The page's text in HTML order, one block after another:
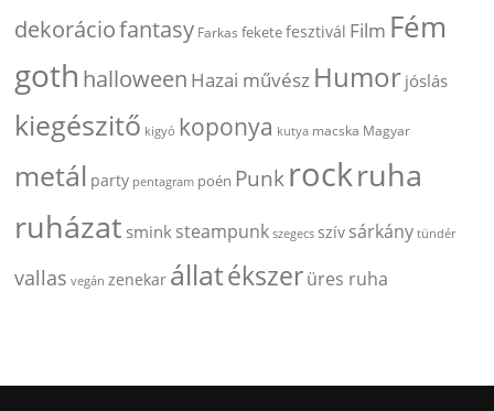
dekoráciofantasy Farkas feketefesztivál Film Fém
goth halloween Hazai művész Humor jóslás
kiegészitő kigyó koponya kutya macska Magyar
metál party pentagram poén Punkrockruha
ruházat smink steampunk szegecs szív sárkány tündér
vallas vegán zenekar állatékszerüres ruha